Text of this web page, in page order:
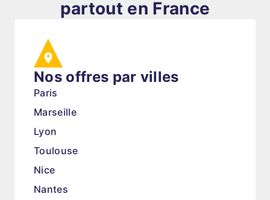
partout en France
Nos offres par villes
Paris
Marseille
Lyon
Toulouse
Nice
Nantes